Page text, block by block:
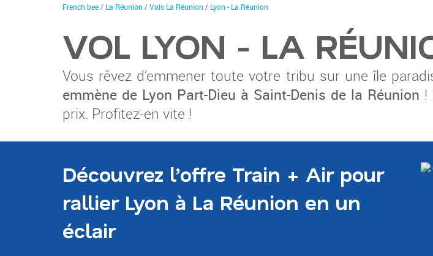
You
French bee/ La Réunion /Vols La Réunion / Lyon - La Réunion
VOL LYON - LA
Vous rêvez d’emmener toute votre tribu sur une île
emmène de Lyon Part-Dieu à Saint-Denis de la Réunion !
prix. Profitez-en vite !
Découvrez l’offre Train + Air pour
rallier Lyon à La Réunion en un
éclair